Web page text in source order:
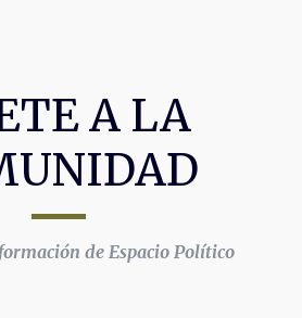
A LA
de Espacio Político